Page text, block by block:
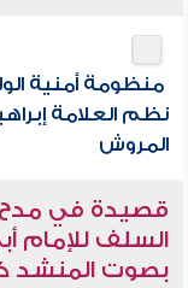
منظومة أمنية
نظم العلامة
المروش
قصيدة في مدح
السلف للإمام
بصوت المنشد